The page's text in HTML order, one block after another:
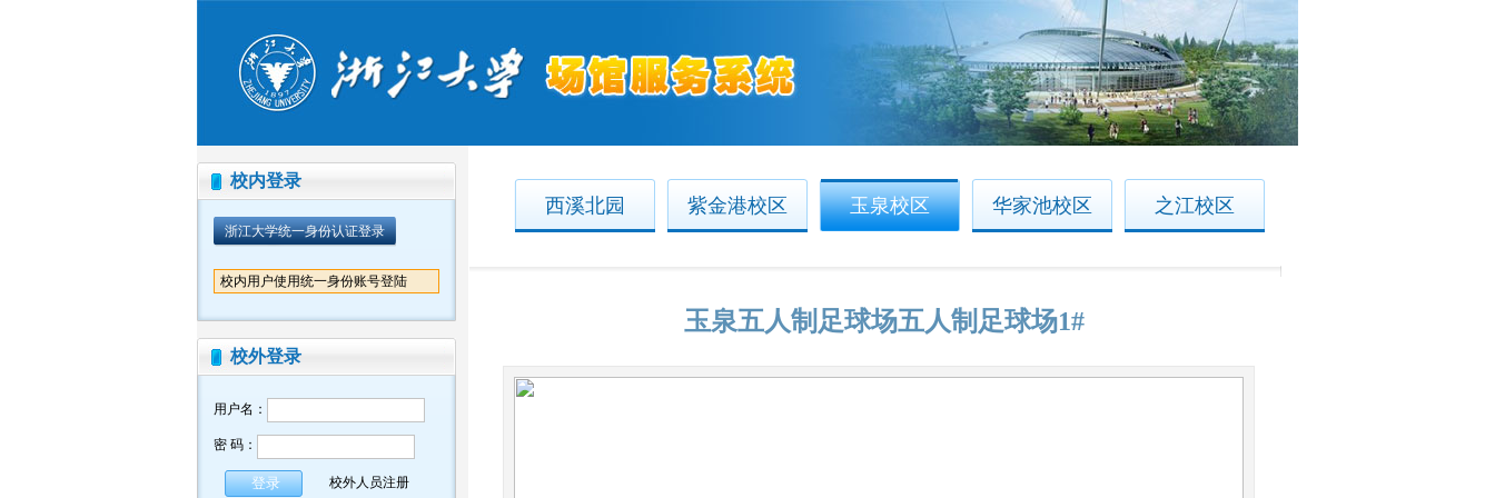
校内登录
浙江大学统一身份认证登录
校内用户使用统一身份账号登陆
校外登录
用户名：
密 码：
校外人员注册
西溪北园 紫金港校区 玉泉校区 华家池校区 之江校区
玉泉五人制足球场五人制足球场1#